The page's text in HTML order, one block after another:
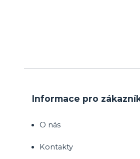
Informace pro
O nás
Kontakty